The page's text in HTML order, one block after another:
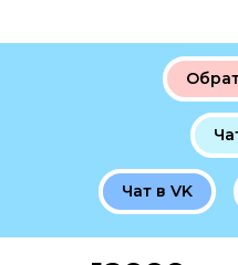
Чат в VK